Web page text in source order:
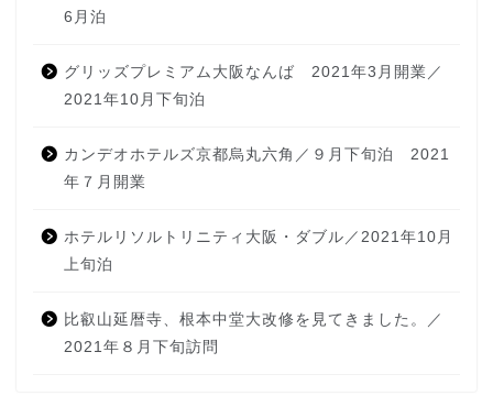
6月泊
グリッズプレミアム大阪なんば 2021年3月開業／
2021年10月下旬泊
カンデオホテルズ京都烏丸六角／９月下旬泊 2021
年７月開業
ホテルリソルトリニティ大阪・ダブル／2021年10月
上旬泊
比叡山延暦寺、根本中堂大改修を見てきました。／
2021年８月下旬訪問